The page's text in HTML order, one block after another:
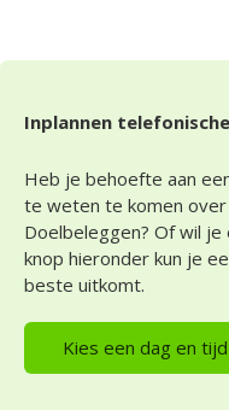
Inplannen
Heb je behoefte aan
te weten te komen over
Doelbeleggen? Of wil je
knop hieronder kun je
beste uitkomt.
Kies een dag en tijd